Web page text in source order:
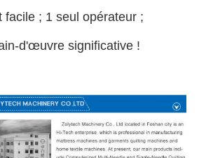
facile ; 1 seul opérateur ;
d'œuvre significative !